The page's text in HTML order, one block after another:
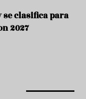
clasifica para
2027